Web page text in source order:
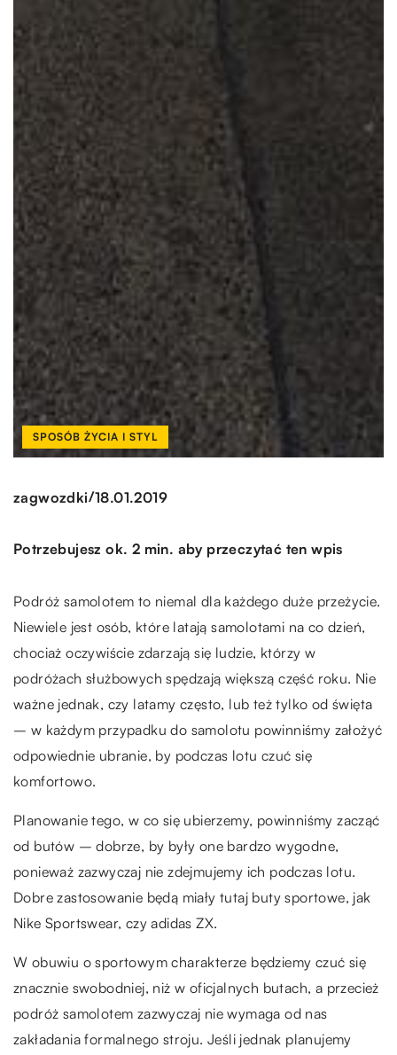
SPOSÓB ŻYCIA I STYL
zagwozdki/18.01.2019
Potrzebujesz ok. 2 min. aby przeczytać ten wpis
Podróż samolotem to niemal dla każdego duże przeżycie.
Niewiele jest osób, które latają samolotami na co dzień,
chociaż oczywiście zdarzają się ludzie, którzy w
podróżach służbowych spędzają większą część roku. Nie
ważne jednak, czy latamy często, lub też tylko od święta
– w każdym przypadku do samolotu powinniśmy założyć
odpowiednie ubranie, by podczas lotu czuć się
komfortowo.
Planowanie tego, w co się ubierzemy, powinniśmy zacząć
od butów – dobrze, by były one bardzo wygodne,
ponieważ zazwyczaj nie zdejmujemy ich podczas lotu.
Dobre zastosowanie będą miały tutaj buty sportowe, jak
Nike Sportswear, czy adidas ZX.
W obuwiu o sportowym charakterze będziemy czuć się
znacznie swobodniej, niż w oficjalnych butach, a przecież
podróż samolotem zazwyczaj nie wymaga od nas
zakładania formalnego stroju. Jeśli jednak planujemy